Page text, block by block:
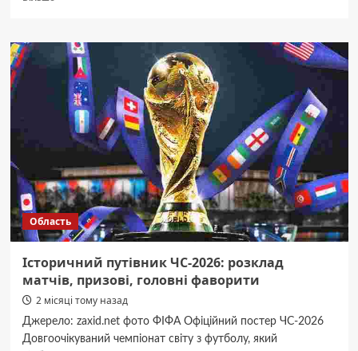
не
буде:
сійте
даремно
овочі
червні
Область
Історичний путівник ЧС-2026: розклад
матчів, призові, головні фаворити
2 місяці тому назад
Джерело: zaxid.net фото ФІФА Офіційний постер ЧС-2026
Довгоочікуваний чемпіонат світу з футболу, який